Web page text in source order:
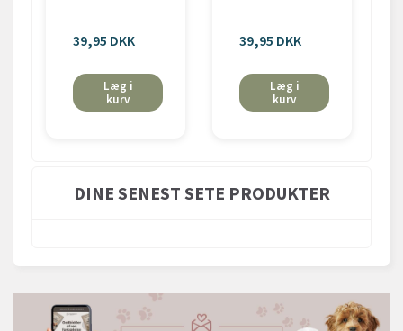
39,95 DKK
Læg i
kurv
39,95 DKK
Læg i
kurv
DINE SENEST SETE PRODUKTER